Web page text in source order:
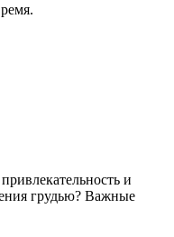
и
грудью? Важные